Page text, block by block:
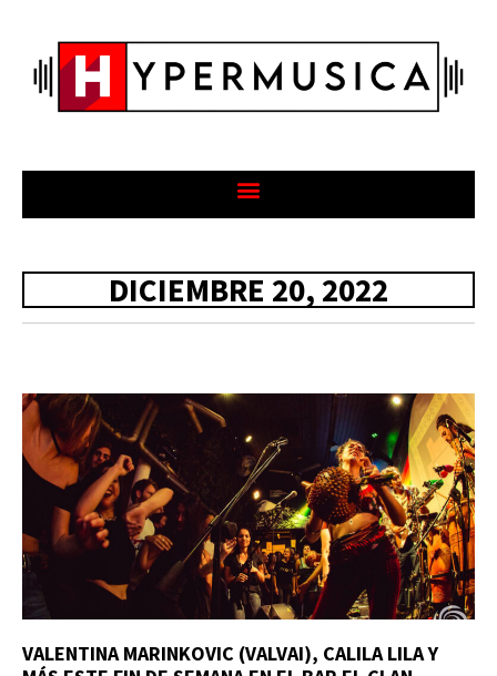
DICIEMBRE 20, 2022
VALENTINA MARINKOVIC (VALVAI), CALILA LILA Y